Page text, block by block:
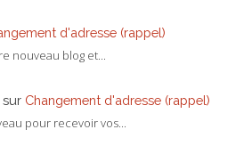
d'adresse (rappel)
nouveau blog et...
sur Changement d'adresse (rappel)
pour recevoir vos...